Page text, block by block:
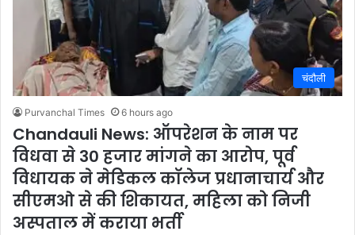
चंदौली
Purvanchal Times 6 hours ago
Chandauli News: ऑपरेशन के नाम पर
विधवा से 30 हजार मांगने का आरोप, पूर्व
विधायक ने मेडिकल कॉलेज प्रधानाचार्य और
सीएमओ से की शिकायत, महिला को निजी
अस्पताल में कराया भर्ती